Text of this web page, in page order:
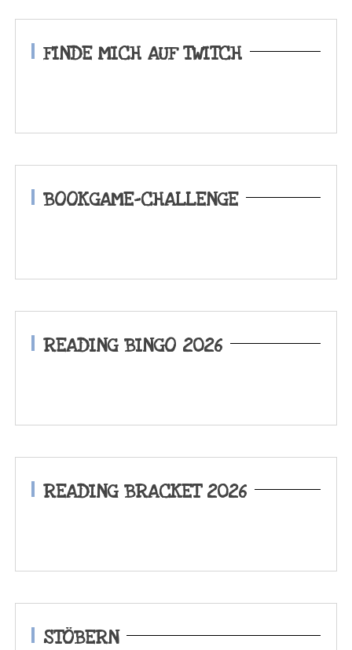
FINDE MICH AUF TWITCH
BOOKGAME-CHALLENGE
READING BINGO 2026
READING BRACKET 2026
STÖBERN